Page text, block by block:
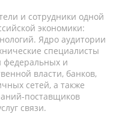
и сотрудники одной
экономики:
Ядро аудитории
специалисты
федеральных и
власти, банков,
сетей, а также
поставщиков
связи.